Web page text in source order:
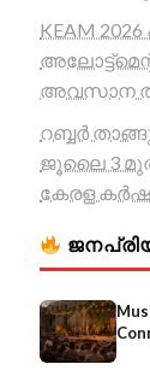
KEAM
അവസാന
റബ്ബർ
ജൂലൈ 3
കേരള